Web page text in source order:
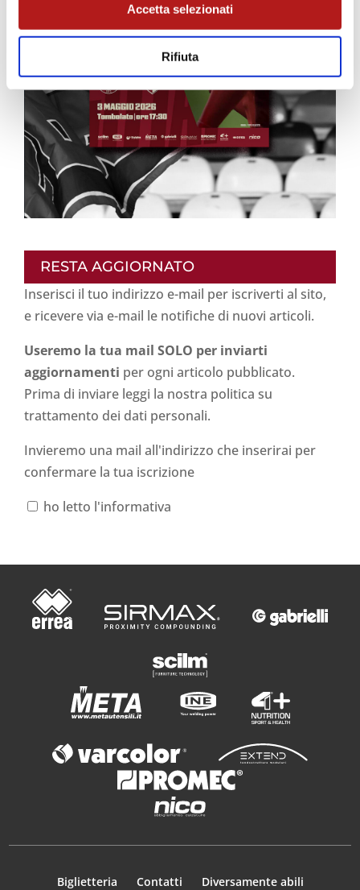
Accetta selezionati
Rifiuta
RESTA AGGIORNATO
Inserisci il tuo indirizzo e-mail per iscriverti al sito,
e ricevere via e-mail le notifiche di nuovi articoli.
Useremo la tua mail SOLO per inviarti
aggiornamenti per ogni articolo pubblicato.
Prima di inviare leggi la nostra politica su
trattamento dei dati personali.
Invieremo una mail all'indirizzo che inserirai per
confermare la tua iscrizione
ho letto l'informativa
Biglietteria Contatti Diversamente abili